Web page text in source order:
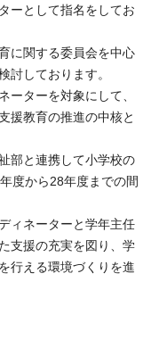
ーとして指名をしてお
に関する委員会を中心
討しております。
ーターを対象にして、
援教育の推進の中核と
部と連携して小学校の
度から28年度までの間
ィネーターと学年主任
支援の充実を図り、学
行える環境づくりを進